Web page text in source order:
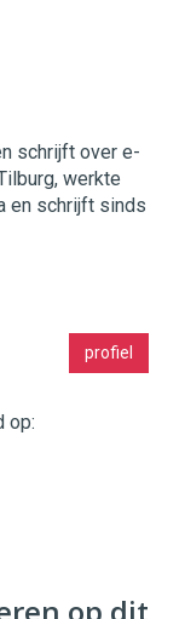
schrijft over e-
werkte
en schrijft sinds
profiel
op: